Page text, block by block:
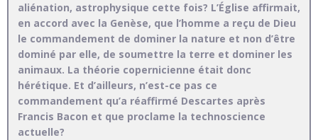
aliénation, astrophysique cette fois? L’Église affirmait,
en accord avec la Genèse, que l’homme a reçu de Dieu
le commandement de dominer la nature et non d’être
dominé par elle, de soumettre la terre et dominer les
animaux. La théorie copernicienne était donc
hérétique. Et d’ailleurs, n’est-ce pas ce
commandement qu’a réaffirmé Descartes après
Francis Bacon et que proclame la technoscience
actuelle?